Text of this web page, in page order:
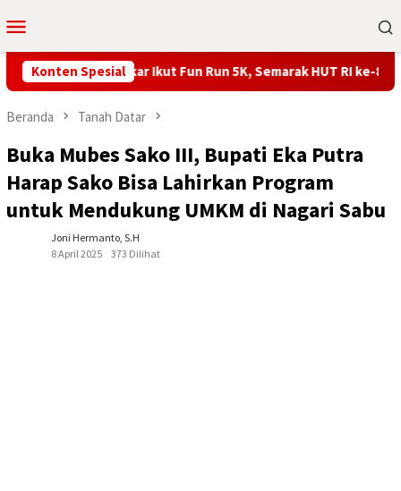
ke
Mobile
Konten Spesial
Franky Wongkar Ikut Fun Run 5K, Semarak HUT RI ke-81 di
Beranda Tanah Datar
Buka Mubes Sako III, Bupati Eka Putra
Harap Sako Bisa Lahirkan Program
untuk Mendukung UMKM di Nagari Sabu
Joni Hermanto, S.H
8 April 2025
373 Dilihat